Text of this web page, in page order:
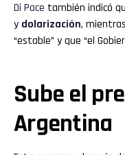
Di Pace también indicó
y dolarización,
“estable” y que “el
Sube el
Argentina